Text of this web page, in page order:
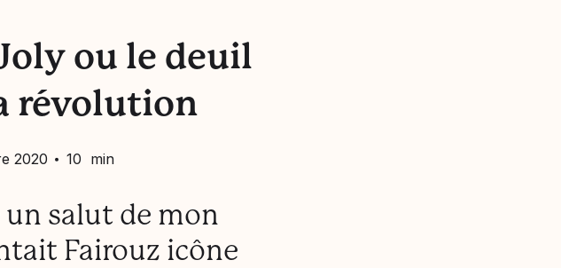
ou le deuil
révolution
2020 10 min
un salut de mon
Fairouz icône